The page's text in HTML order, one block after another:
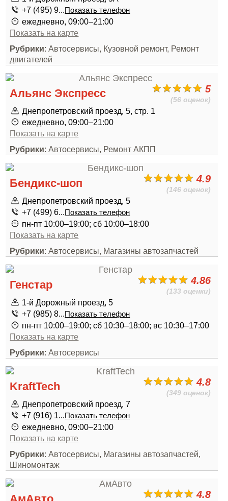
+7 (495) 9...Показать телефон
ежедневно, 09:00–21:00
Показать на карте
Рубрики: Автосервисы, Кузовной ремонт, Ремонт
двигателей
5
(56 оценок)
Альянс Экспресс
Днепропетровский проезд, 5, стр. 1
ежедневно, 09:00–21:00
Показать на карте
Рубрики: Автосервисы, Ремонт АКПП
4.9
(146 оценок)
Бендикс-шоп
Днепропетровский проезд, 5
+7 (499) 6...Показать телефон
пн-пт 10:00–19:00; сб 10:00–18:00
Показать на карте
Рубрики: Автосервисы, Магазины автозапчастей
4.86
(133 оценки)
Генстар
1-й Дорожный проезд, 5
+7 (985) 8...Показать телефон
пн-пт 10:00–19:00; сб 10:30–18:00; вс 10:30–17:00
Показать на карте
Рубрики: Автосервисы
4.8
(349 оценок)
KraftTech
Днепропетровский проезд, 7
+7 (916) 1...Показать телефон
ежедневно, 09:00–21:00
Показать на карте
Рубрики: Автосервисы, Магазины автозапчастей,
Шиномонтаж
4.8